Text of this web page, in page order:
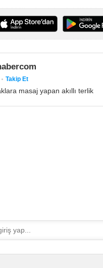
Takip Et
masaj yapan akıllı terlik